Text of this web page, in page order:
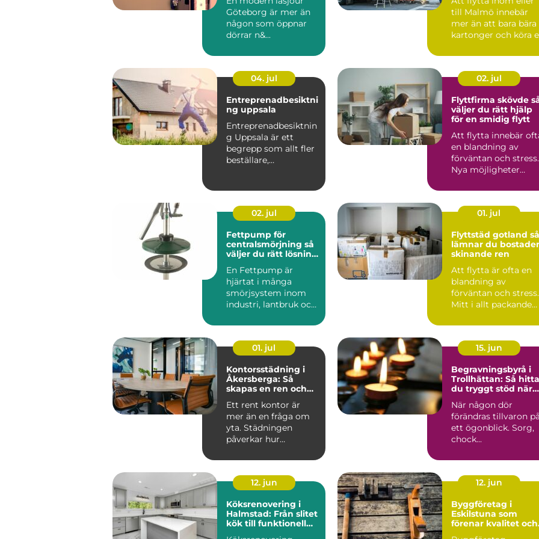
Göteborg är mer än
någon som öppnar
dörrar n&...
till Malmö innebär
mer än att bara bära
kartonger och köra
04. jul
Entreprenadbesiktni
ng uppsala
Entreprenadbesiktnin
g Uppsala är ett
begrepp som allt fler
beställare,
02. jul
Flyttfirma skövde så
väljer du rätt hjälp
för en smidig flytt
Att flytta innebär
en blandning av
förväntan och stress.
Nya möjligheter
samtidigt ...
02. jul
Fettpump för
centralsmörjning så
väljer du rätt lösning
En Fettpump är
hjärtat i många
smörjsystem inom
industri, lantbruk och
maskiner går...
01. jul
Flyttstäd gotland så
lämnar du
skinande ren
Att flytta är ofta en
blandning av
förväntan och stress.
Mitt i allt packande
som ...
01. jul
Kontorsstädning i
Åkersberga: Så
skapas en ren och
Ett rent kontor är
mer än en fråga om
yta. Städningen
påverkar hur
15. jun
Begravningsbyrå i
Trollhättan: Så
du tryggt stöd när
När någon dör
förändras tillvaron på
ett ögonblick. Sorg,
chock...
12. jun
Köksrenovering i
Halmstad: Från slitet
kök till funktionell
12. jun
Byggföretag i
Eskilstuna som
förenar kvalitet och